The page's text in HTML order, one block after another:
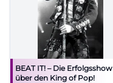
BEAT IT! – Die Erfolgsshow
über den King of Pop!